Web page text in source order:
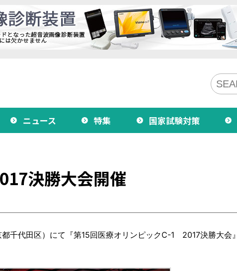
ニュース 特集 国家試験対策
決勝大会開催
千代田区）にて『第15回医療オリンピックC-1 2017決勝大会』